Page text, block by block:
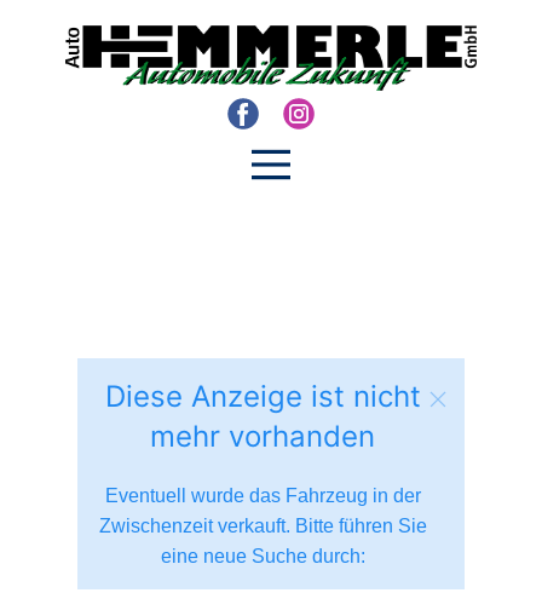
Diese Anzeige ist nicht
mehr vorhanden
Eventuell wurde das Fahrzeug in der
Zwischenzeit verkauft. Bitte führen Sie
eine neue Suche durch: